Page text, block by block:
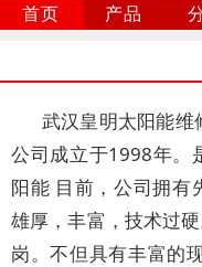
首页 产品
武汉皇明太阳能
公司成立于1998年。
阳能 目前，公司拥有
雄厚，丰富，技术过
岗。不但具有丰富的